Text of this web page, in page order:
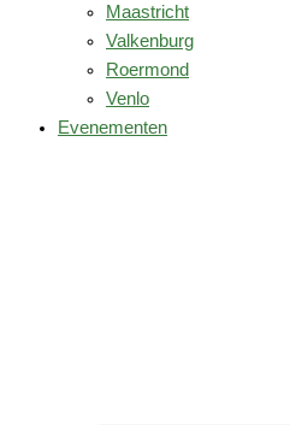
Maastricht
Valkenburg
Roermond
Venlo
Evenementen